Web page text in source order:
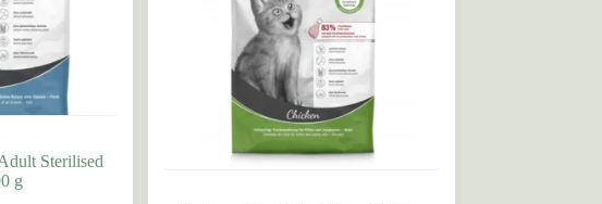
Sterilised
g